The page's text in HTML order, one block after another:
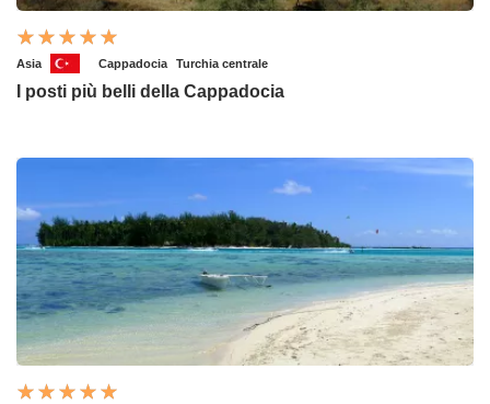
Asia Cappadocia Turchia centrale
I posti più belli della Cappadocia